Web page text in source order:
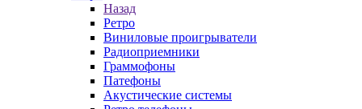
Назад
Ретро
Виниловые проигрыватели
Радиоприемники
Граммофоны
Патефоны
Акустические системы